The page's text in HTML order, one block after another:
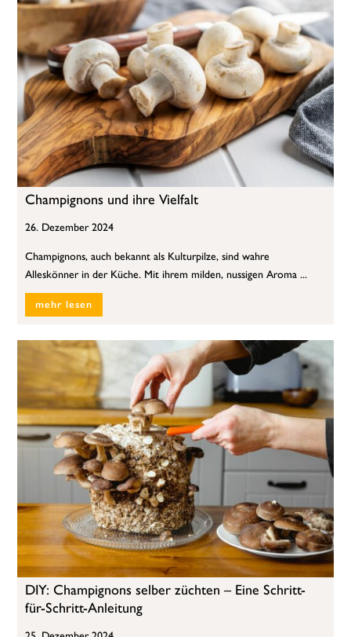
Champignons und ihre Vielfalt
26. Dezember 2024
Champignons, auch bekannt als Kulturpilze, sind wahre
Alleskönner in der Küche. Mit ihrem milden, nussigen Aroma ...
mehr lesen
DIY: Champignons selber züchten – Eine Schritt-
für-Schritt-Anleitung